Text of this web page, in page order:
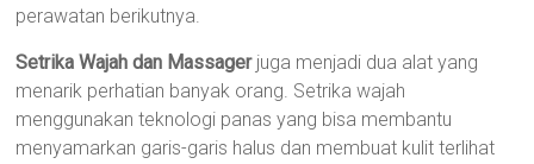
perawatan berikutnya.
Setrika Wajah dan Massagerjuga menjadi dua alat yang
menarik perhatian banyak orang. Setrika wajah
menggunakan teknologi panas yang bisa membantu
menyamarkan garis-garis halus dan membuat kulit terlihat